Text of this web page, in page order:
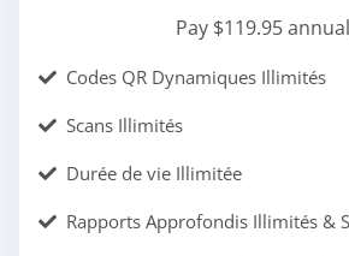
Pay $119.95
Codes QR Dynamiques Illimités
Scans Illimités
Durée de vie Illimitée
Rapports Approfondis Illimités &